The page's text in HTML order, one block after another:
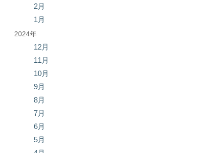
2月
1月
2024年
12月
11月
10月
9月
8月
7月
6月
5月